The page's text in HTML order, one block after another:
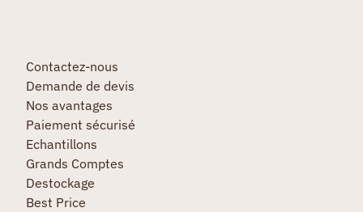
Contactez-nous
Demande de devis
Nos avantages
Paiement sécurisé
Echantillons
Grands Comptes
Destockage
Best Price